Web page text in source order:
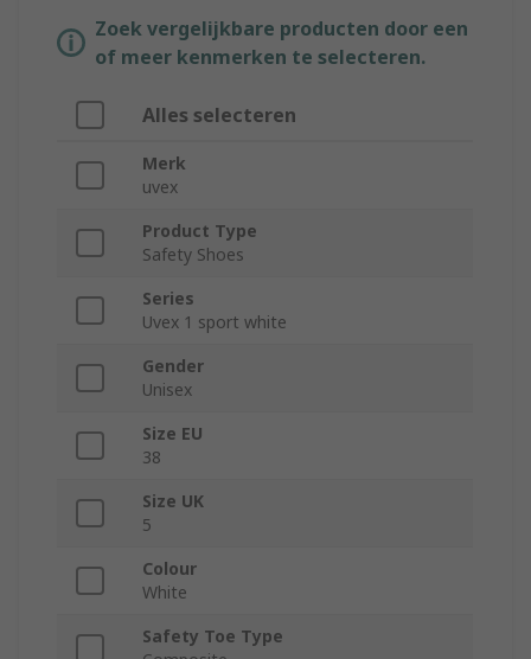
Zoek vergelijkbare producten door een
of meer kenmerken te selecteren.
Alles selecteren
Merk
uvex
Product Type
Safety Shoes
Series
Uvex 1 sport white
Gender
Unisex
Size EU
38
Size UK
5
Colour
White
Safety Toe Type